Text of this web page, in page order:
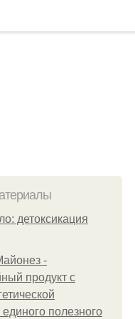
детоксикация
-
продукт с
полезного